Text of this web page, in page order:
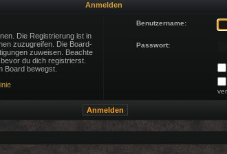
Anmelden
Die Registrierung ist in
zuzugreifen. Die Board-
zuweisen. Beachte
du dich registrierst.
Board bewegst.
Benutzername:
Passwort: